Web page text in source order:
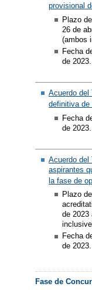
provisional
Plazo
26 de
(ambos
Fecha
de 2023.​
Acuerdo del
definitiva de
Fecha
de 2023.
​Acuerdo del
aspirantes
la fase de
Plazo
de 2023
Fecha
de 2023.
Fase de